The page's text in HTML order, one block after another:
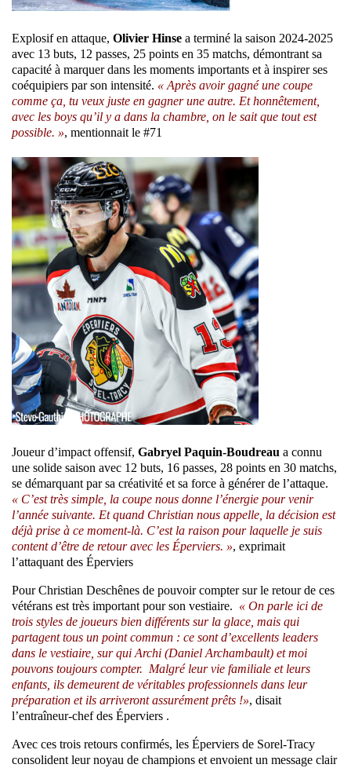
Explosif en attaque, Olivier Hinse a terminé la saison 2024-2025
avec 13 buts, 12 passes, 25 points en 35 matchs, démontrant sa
capacité à marquer dans les moments importants et à inspirer ses
coéquipiers par son intensité. « Après avoir gagné une coupe
comme ça, tu veux juste en gagner une autre. Et honnêtement,
avec les boys qu’il y a dans la chambre, on le sait que tout est
possible. », mentionnait le #71
Joueur d’impact offensif, Gabryel Paquin-Boudreau a connu
une solide saison avec 12 buts, 16 passes, 28 points en 30 matchs,
se démarquant par sa créativité et sa force à générer de l’attaque.
« C’est très simple, la coupe nous donne l’énergie pour venir
l’année suivante. Et quand Christian nous appelle, la décision est
déjà prise à ce moment-là. C’est la raison pour laquelle je suis
content d’être de retour avec les Éperviers. », exprimait
l’attaquant des Éperviers
Pour Christian Deschênes de pouvoir compter sur le retour de ces
vétérans est très important pour son vestiaire. « On parle ici de
trois styles de joueurs bien différents sur la glace, mais qui
partagent tous un point commun : ce sont d’excellents leaders
dans le vestiaire, sur qui Archi (Daniel Archambault) et moi
pouvons toujours compter. Malgré leur vie familiale et leurs
enfants, ils demeurent de véritables professionnels dans leur
préparation et ils arriveront assurément prêts !», disait
l’entraîneur-chef des Éperviers .
Avec ces trois retours confirmés, les Éperviers de Sorel-Tracy
consolident leur noyau de champions et envoient un message clair